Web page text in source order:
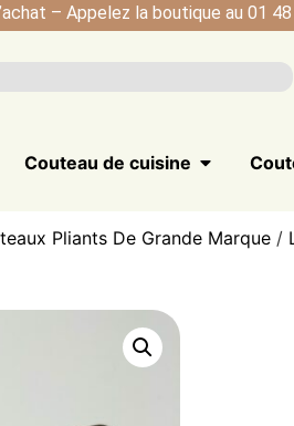
– Appelez la boutique au 01
Couteau de cuisine
Pliants De Grande Marque /